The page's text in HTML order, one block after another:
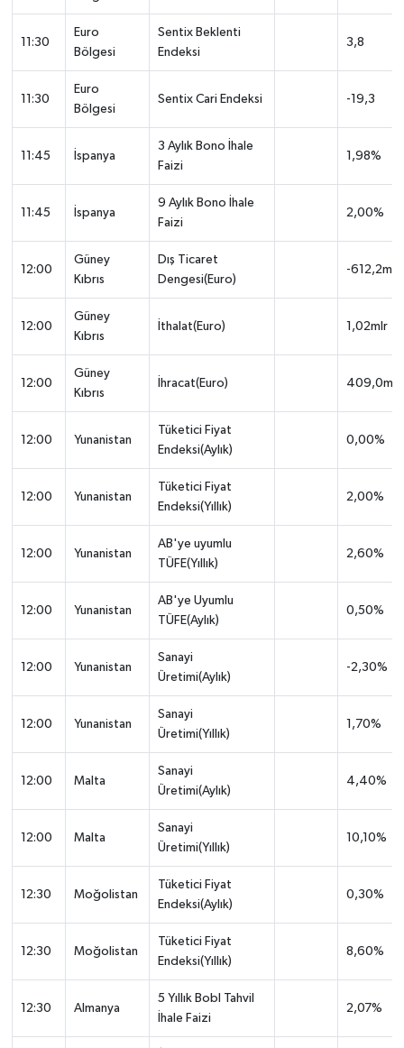
11:30
Euro
Bölgesi
Sentix Beklenti
Endeksi
3,8
11:30
Euro
Bölgesi
Sentix Cari Endeksi -19,3
11:45 İspanya
3 Aylık Bono İhale
Faizi
1,98%
11:45 İspanya
9 Aylık Bono İhale
Faizi
2,00%
12:00
Güney
Kıbrıs
Dış Ticaret
Dengesi(Euro)
-612,2mln
12:00
Güney
Kıbrıs
İthalat(Euro) 1,02mlr
12:00
Güney
Kıbrıs
İhracat(Euro) 409,0mln
12:00 Yunanistan
Tüketici Fiyat
Endeksi(Aylık)
0,00%
12:00 Yunanistan
Tüketici Fiyat
Endeksi(Yıllık)
2,00%
12:00 Yunanistan
AB'ye uyumlu
TÜFE(Yıllık)
2,60%
12:00 Yunanistan
AB'ye Uyumlu
TÜFE(Aylık)
0,50%
12:00 Yunanistan
Sanayi
Üretimi(Aylık)
-2,30%
12:00 Yunanistan
Sanayi
Üretimi(Yıllık)
1,70%
12:00 Malta
Sanayi
Üretimi(Aylık)
4,40%
12:00 Malta
Sanayi
Üretimi(Yıllık)
10,10%
12:30 Moğolistan
Tüketici Fiyat
Endeksi(Aylık)
0,30%
12:30 Moğolistan
Tüketici Fiyat
Endeksi(Yıllık)
8,60%
12:30 Almanya
5 Yıllık Bobl Tahvil
İhale Faizi
2,07%